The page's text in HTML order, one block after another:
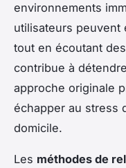
environnements
utilisateurs peuvent
tout en écoutant
contribue à
approche originale
échapper au stress
domicile.
Les méthodes de